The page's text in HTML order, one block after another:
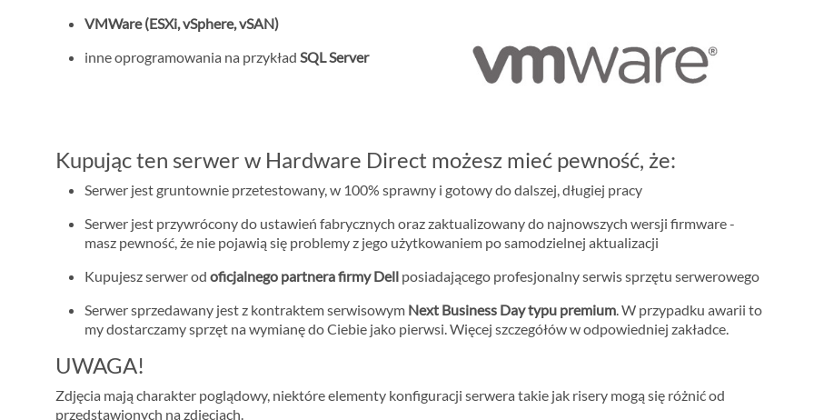
VMWare (ESXi, vSphere, vSAN)
inne oprogramowania na przykład SQL Server
Kupując ten serwer w Hardware Direct możesz mieć pewność, że:
Serwer jest gruntownie przetestowany, w 100% sprawny i gotowy do dalszej, długiej pracy
Serwer jest przywrócony do ustawień fabrycznych oraz zaktualizowany do najnowszych wersji firmware -
masz pewność, że nie pojawią się problemy z jego użytkowaniem po samodzielnej aktualizacji
Kupujesz serwer od oficjalnego partnera firmy Dell posiadającego profesjonalny serwis sprzętu serwerowego
Serwer sprzedawany jest z kontraktem serwisowym Next Business Day typu premium . W przypadku awarii to
my dostarczamy sprzęt na wymianę do Ciebie jako pierwsi. Więcej szczegółów w odpowiedniej zakładce.
UWAGA!
Zdjęcia mają charakter poglądowy, niektóre elementy konfiguracji serwera takie jak risery mogą się różnić od
przedstawionych na zdjęciach.